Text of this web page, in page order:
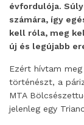
évfordulója.
számára, így
kell róla, meg
új és legújabb
Ezért hívtam
történészt, a
MTA
jelenleg egy